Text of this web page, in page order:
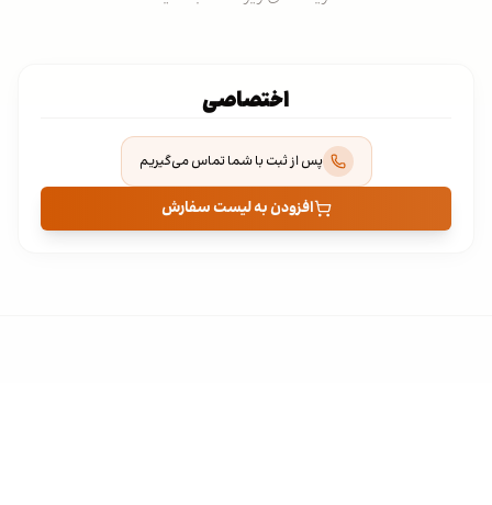
اختصاصی
پس از ثبت با شما تماس می‌گیریم
افزودن به لیست سفارش